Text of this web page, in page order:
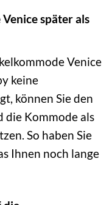
später als
Venice
keine
können Sie den
die Kommode als
So haben Sie
Ihnen noch lange